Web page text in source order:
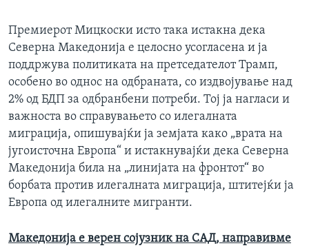
Премиерот Мицкоски исто така истакна дека
Северна Македонија е целосно усогласена и ја
поддржува политиката на претседателот Трамп,
особено во однос на одбраната, со издвојување над
2% од БДП за одбранбени потреби. Тој ја нагласи и
важноста во справувањето со илегалната
миграција, опишувајќи ја земјата како „врата на
југоисточна Европа“ и истакнувајќи дека Северна
Македонија била на „линијата на фронтот“ во
борбата против илегалната миграција, штитејќи ја
Европа од илегалните мигранти.
Македонија е верен сојузник на САД, направивме